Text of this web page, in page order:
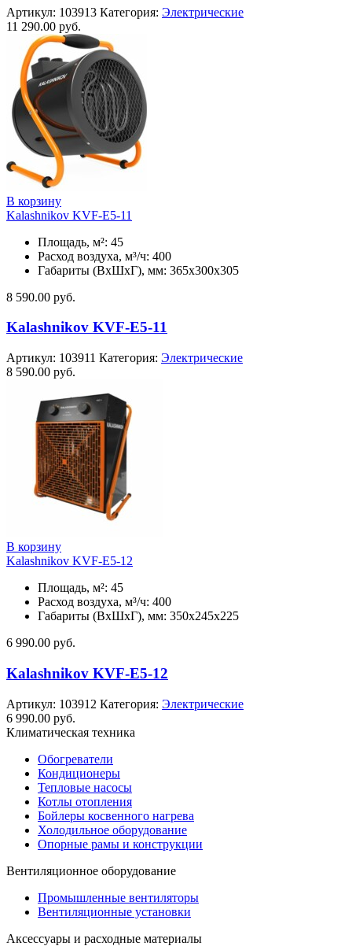
Артикул: 103913 Категория: Электрические
11 290.00 руб.
В корзину
Kalashnikov KVF-E5-11
Площадь, м²: 45
Расход воздуха, м³/ч: 400
Габариты (ВхШхГ), мм: 365x300x305
8 590.00 руб.
Kalashnikov KVF-E5-11
Артикул: 103911 Категория: Электрические
8 590.00 руб.
В корзину
Kalashnikov KVF-E5-12
Площадь, м²: 45
Расход воздуха, м³/ч: 400
Габариты (ВхШхГ), мм: 350x245x225
6 990.00 руб.
Kalashnikov KVF-E5-12
Артикул: 103912 Категория: Электрические
6 990.00 руб.
Климатическая техника
Обогреватели
Кондиционеры
Тепловые насосы
Котлы отопления
Бойлеры косвенного нагрева
Холодильное оборудование
Опорные рамы и конструкции
Вентиляционное оборудование
Промышленные вентиляторы
Вентиляционные установки
Аксессуары и расходные материалы